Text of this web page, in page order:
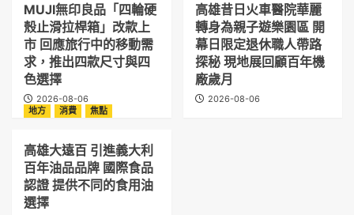
MUJI無印良品「四輪硬
殼止滑拉桿箱」改款上
市 回應旅行中的移動需
求，推出四款尺寸與四
色選擇
2026-08-06
高雄昔日火車醫院華麗
轉身為親子遊樂園區 開
幕日限定退休職人帶路
探秘 現地展回顧百年機
廠歲月
2026-08-06
地方
消費 焦點
高雄大遠百 引進義大利
百年油品品牌 國際食品
認證 提供不同的食用油
選擇